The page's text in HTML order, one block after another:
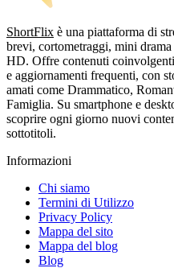
ShortFlix è una piattaforma di
brevi, cortometraggi, mini
HD. Offre contenuti
e aggiornamenti frequenti, con
amati come Drammatico,
Famiglia. Su smartphone e
scoprire ogni giorno nuovi
sottotitoli.
Informazioni
Chi siamo
Termini di Utilizzo
Privacy Policy
Mappa del sito
Mappa del blog
Blog